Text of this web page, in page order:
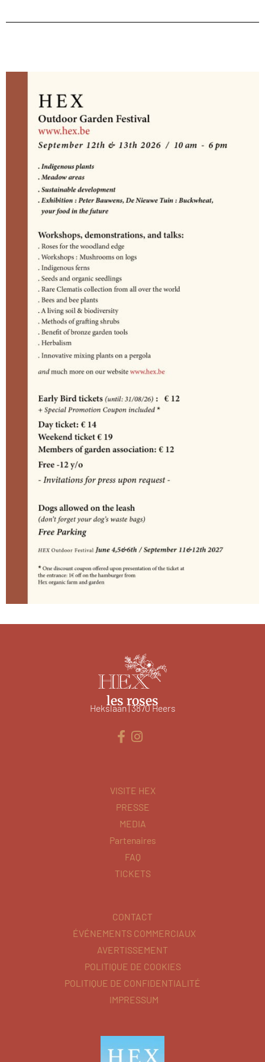
les roses
Hekslaan | 3870 Heers
VISITE HEX
PRESSE
MEDIA
Partenaires
FAQ
TICKETS
CONTACT
ÉVÉNEMENTS COMMERCIAUX
AVERTISSEMENT
POLITIQUE DE COOKIES
POLITIQUE DE CONFIDENTIALITÉ
IMPRESSUM